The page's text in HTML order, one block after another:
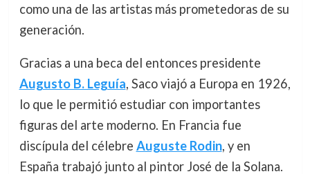
como una de las artistas más prometedoras de su
generación.
Gracias a una beca del entonces presidente
Augusto B. Leguía, Saco viajó a Europa en 1926,
lo que le permitió estudiar con importantes
figuras del arte moderno. En Francia fue
discípula del célebre Auguste Rodin, y en
España trabajó junto al pintor José de la Solana.